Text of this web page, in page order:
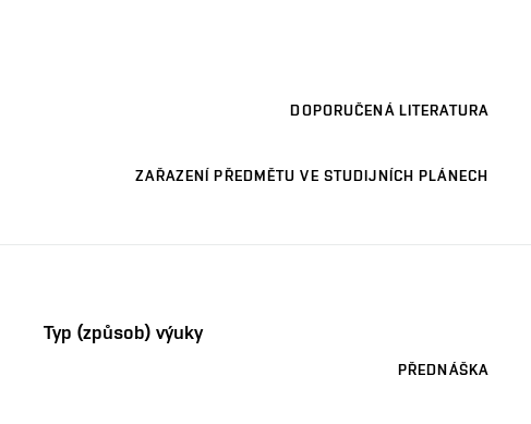
DOPORUČENÁ LITERATURA
ZAŘAZENÍ PŘEDMĚTU VE STUDIJNÍCH PLÁNECH
Typ (způsob) výuky
PŘEDNÁŠKA